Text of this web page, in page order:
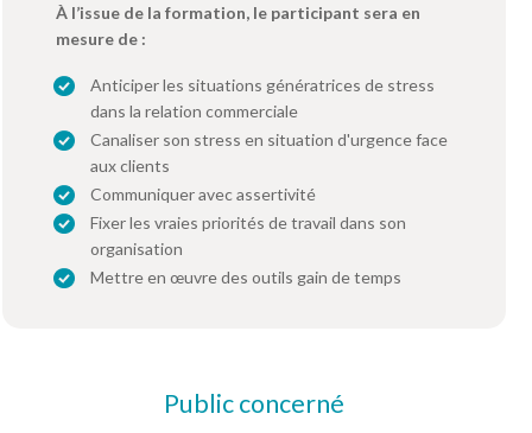
À l’issue de la formation, le participant sera en
mesure de :
Anticiper les situations génératrices de stress
dans la relation commerciale
Canaliser son stress en situation d'urgence face
aux clients
Communiquer avec assertivité
Fixer les vraies priorités de travail dans son
organisation
Mettre en œuvre des outils gain de temps
Public concerné